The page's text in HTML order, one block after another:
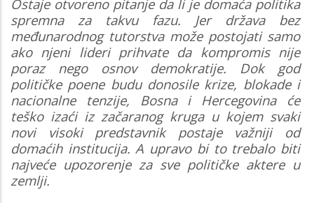
Ostaje otvoreno pitanje da li je domaća politika
spremna za takvu fazu. Jer država bez
međunarodnog tutorstva može postojati samo
ako njeni lideri prihvate da kompromis nije
poraz nego osnov demokratije. Dok god
političke poene budu donosile krize, blokade i
nacionalne tenzije, Bosna i Hercegovina će
teško izaći iz začaranog kruga u kojem svaki
novi visoki predstavnik postaje važniji od
domaćih institucija. A upravo bi to trebalo biti
najveće upozorenje za sve političke aktere u
zemlji.